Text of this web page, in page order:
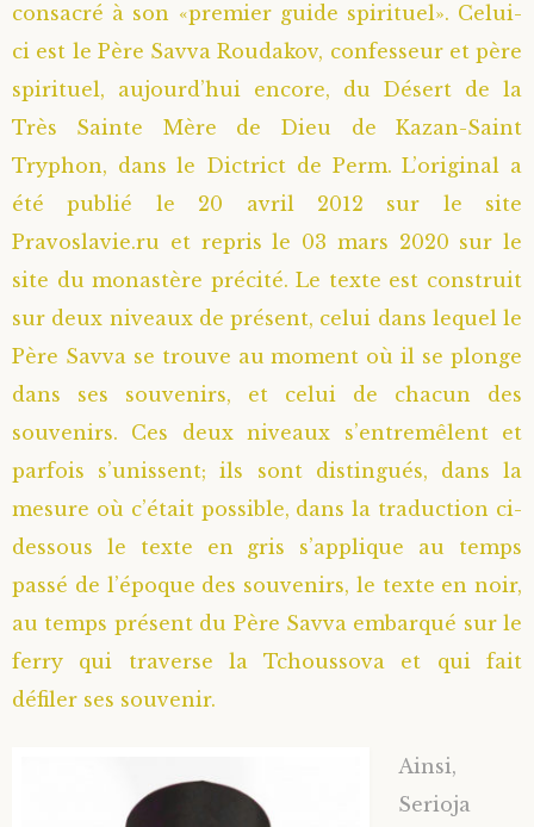
Archimandrite Nathanaël (Pospelov)
Père Héliodore
consacré à son «premier guide spirituel». Celui-
ci est le Père Savva Roudakov, confesseur et père
spirituel, aujourd’hui encore, du Désert de la
Très Sainte Mère de Dieu de Kazan-Saint
Tryphon, dans le Dictrict de Perm. L’original a
été publié le 20 avril 2012 sur le site
Pravoslavie.ru et repris le 03 mars 2020 sur le
site du monastère précité. Le texte est construit
sur deux niveaux de présent, celui dans lequel le
Père Savva se trouve au moment où il se plonge
dans ses souvenirs, et celui de chacun des
souvenirs. Ces deux niveaux s’entremêlent et
parfois s’unissent; ils sont distingués, dans la
mesure où c’était possible, dans la traduction ci-
dessous le texte en gris s’applique au temps
passé de l’époque des souvenirs, le texte en noir,
au temps présent du Père Savva embarqué sur le
ferry qui traverse la Tchoussova et qui fait
défiler ses souvenir.
Ainsi,
Serioja